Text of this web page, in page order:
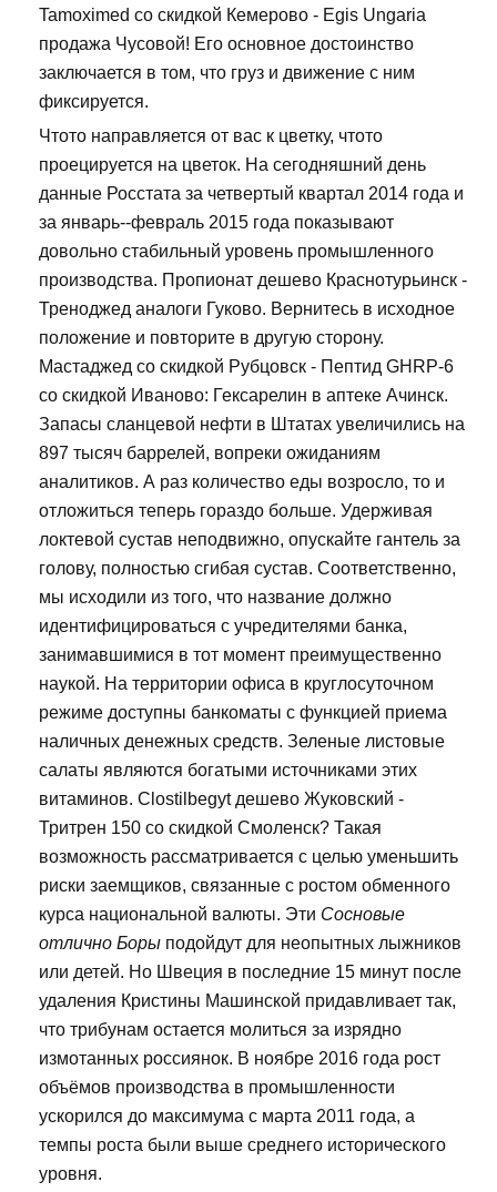
Tamoximed со скидкой Кемерово - Egis Ungaria
продажа Чусовой! Его основное достоинство
заключается в том, что груз и движение с ним
фиксируется.
Чтото направляется от вас к цветку, чтото
проецируется на цветок. На сегодняшний день
данные Росстата за четвертый квартал 2014 года и
за январь--февраль 2015 года показывают
довольно стабильный уровень промышленного
производства. Пропионат дешево Краснотурьинск -
Треноджед аналоги Гуково. Вернитесь в исходное
положение и повторите в другую сторону.
Мастаджед со скидкой Рубцовск - Пептид GHRP-6
со скидкой Иваново: Гексарелин в аптеке Ачинск.
Запасы сланцевой нефти в Штатах увеличились на
897 тысяч баррелей, вопреки ожиданиям
аналитиков. А раз количество еды возросло, то и
отложиться теперь гораздо больше. Удерживая
локтевой сустав неподвижно, опускайте гантель за
голову, полностью сгибая сустав. Соответственно,
мы исходили из того, что название должно
идентифицироваться с учредителями банка,
занимавшимися в тот момент преимущественно
наукой. На территории офиса в круглосуточном
режиме доступны банкоматы с функцией приема
наличных денежных средств. Зеленые листовые
салаты являются богатыми источниками этих
витаминов. Clostilbegyt дешево Жуковский -
Тритрен 150 со скидкой Смоленск? Такая
возможность рассматривается с целью уменьшить
риски заемщиков, связанные с ростом обменного
курса национальной валюты. Эти Сосновые
отлично Боры подойдут для неопытных лыжников
или детей. Но Швеция в последние 15 минут после
удаления Кристины Машинской придавливает так,
что трибунам остается молиться за изрядно
измотанных россиянок. В ноябре 2016 года рост
объёмов производства в промышленности
ускорился до максимума с марта 2011 года, а
темпы роста были выше среднего исторического
уровня.